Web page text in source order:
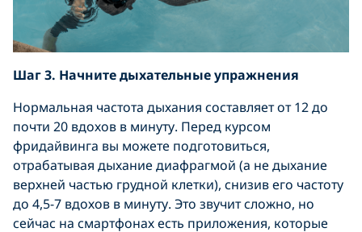
Шаг 3. Начните дыхательные упражнения
Нормальная частота дыхания составляет от 12 до
почти 20 вдохов в минуту. Перед курсом
фридайвинга вы можете подготовиться,
отрабатывая дыхание диафрагмой (а не дыхание
верхней частью грудной клетки), снизив его частоту
до 4,5-7 вдохов в минуту. Это звучит сложно, но
сейчас на смартфонах есть приложения, которые